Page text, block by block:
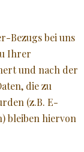
Bezugs bei uns
Ihrer
und nach der
die zu
(z.B. E-
bleiben hiervon